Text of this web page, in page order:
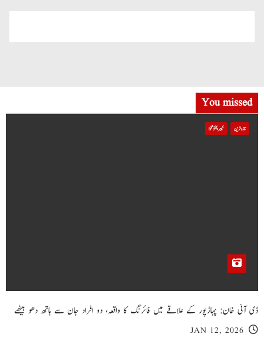
You missed
تازہ ترین خیبر پختونخوا
ڈی آئی خان: پہاڑپور کے علاقے میں فائرنگ کا واقعہ، دو افراد جان سے ہاتھ دھو بیٹھے
JAN 12, 2026